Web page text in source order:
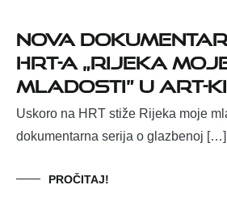
Nova
HRT-a „Rijeka
mladosti” u Art-
Uskoro na HRT stiže Rijeka moje
dokumentarna serija o glazbenoj […]
PROČITAJ!